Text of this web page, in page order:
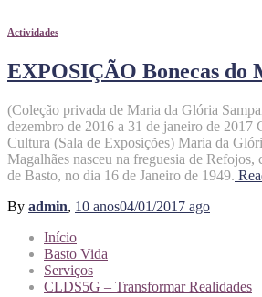
Actividades
EXPOSIÇÃO Bonecas do
(Coleção privada de Maria da Glória
dezembro de 2016 a 31 de janeiro de 2017
Cultura (Sala de Exposições) Maria da
Magalhães nasceu na freguesia de Refojos,
de Basto, no dia 16 de Janeiro de 1949.
By admin, 10 anos04/01/2017 ago
Início
Basto Vida
Serviços
CLDS5G – Transformar Realidades